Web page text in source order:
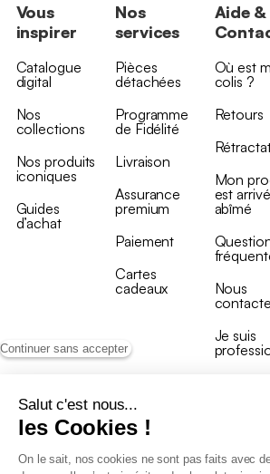
Continuer sans accepter
Salut c'est nous...
les Cookies !
On le sait, nos cookies ne sont pas faits avec
Vous
inspirer
Catalogue
digital
Nos
collections
Nos produits
iconiques
Guides
d’achat
Nos
services
Pièces
détachées
Programme
de Fidélité
Livraison
Assurance
premium
Paiement
Cartes
cadeaux
Aide &
Où est
colis ?
Retours
Mon
est arrivé
abîmé
Nous
Je suis
Conditions générales de